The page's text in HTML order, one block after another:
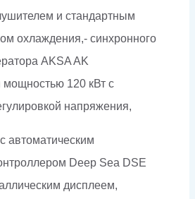
и стандартным
охлаждения,- синхронного
AKSA AK
120 кВт c
напряжения,
автоматическим
Deep Sea DSE
дисплеем,